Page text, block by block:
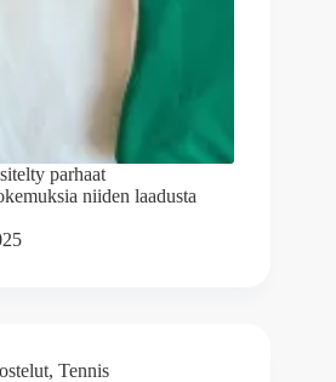
parhaat
niiden laadusta
, Tennis